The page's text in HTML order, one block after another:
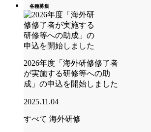
各種募集
2026年度「海外研修修了者
が実施する研修等への助
成」の申込を開始しました
2025.11.04
すべて 海外研修